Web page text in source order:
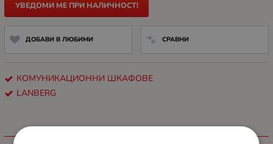
УВЕДОМИ МЕ ПРИ НАЛИЧНОСТ!
ДОБАВИ В ЛЮБИМИ СРАВНИ
КОМУНИКАЦИОННИ ШКАФОВЕ
LANBERG